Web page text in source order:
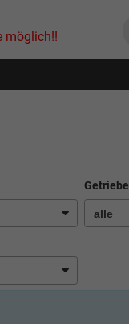
möglich!!
Getriebe